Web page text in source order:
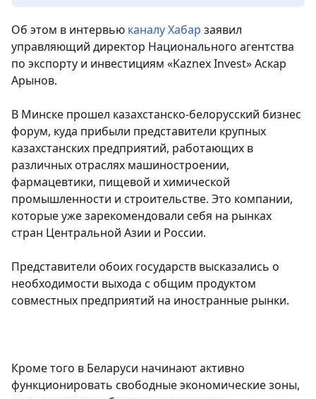
Об этом в интервью каналу Хабар заявил
управляющий директор Национального агентства
по экспорту и инвестициям «Kaznex Invest» Аскар
Арынов.
В Минске прошел казахстанско-белорусский бизнес
форум, куда прибыли представители крупных
казахстанских предприятий, работающих в
различных отраслях машиностроении,
фармацевтики, пищевой и химической
промышленности и строительстве. Это компании,
которые уже зарекомендовали себя на рынках
стран Центральной Азии и России.
Представители обоих государств высказались о
необходимости выхода с общим продуктом
совместных предприятий на иностранные рынки.
Кроме того в Беларуси начинают активно
функционировать свободные экономические зоны,